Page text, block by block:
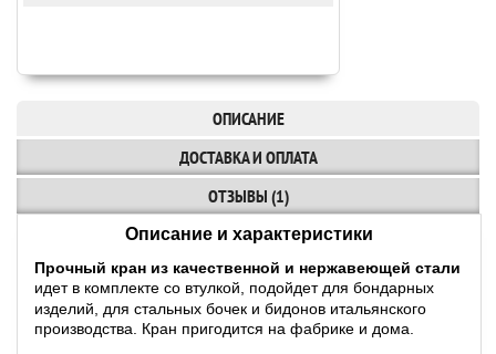
ОПИСАНИЕ
ДОСТАВКА И ОПЛАТА
ОТЗЫВЫ (1)
Описание и характеристики
Прочный кран из качественной и нержавеющей стали
идет в комплекте со втулкой, подойдет для бондарных
изделий, для стальных бочек и бидонов итальянского
производства. Кран пригодится на фабрике и дома.